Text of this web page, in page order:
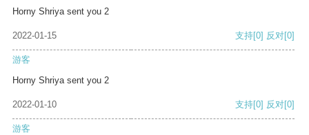
Horny Shriya sent you 2
2022-01-15 支持[0] 反对[0]
游客
Horny Shriya sent you 2
2022-01-10 支持[0] 反对[0]
游客